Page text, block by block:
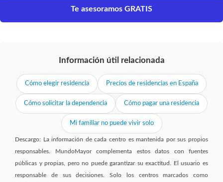
Te asesoramos GRATIS
Información útil relacionada
Cómo elegir residencia Precios de residencias en España
Cómo solicitar la dependencia Cómo pagar una residencia
Mi familiar no puede vivir solo
Descargo: La información de cada centro es mantenida por sus propios
responsables. MundoMayor complementa estos datos con fuentes
públicas y propias, pero no puede garantizar su exactitud. El usuario es
responsable de sus decisiones. Solo los centros marcados como